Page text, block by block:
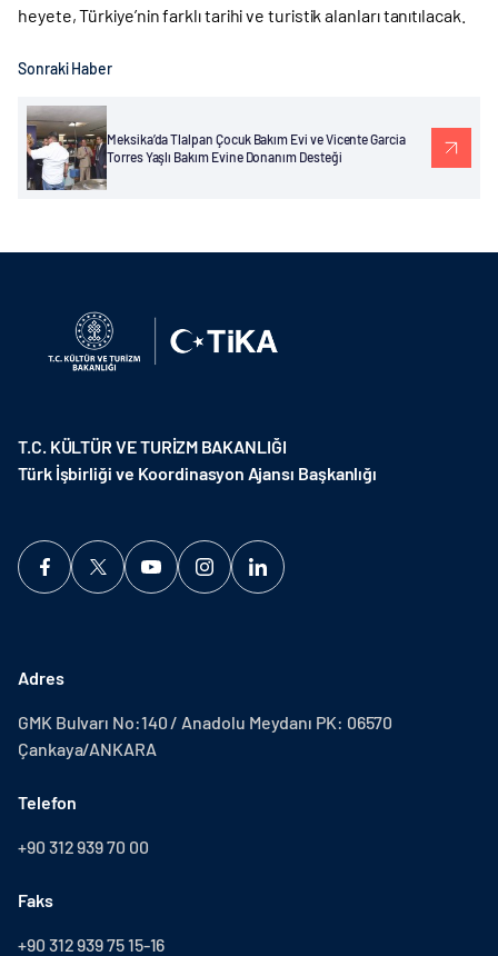
heyete, Türkiye’nin farklı tarihi ve turistik alanları tanıtılacak.
Sonraki Haber
Meksika’da Tlalpan Çocuk Bakım Evi ve Vicente Garcia
Torres Yaşlı Bakım Evine Donanım Desteği
T.C. KÜLTÜR VE TURİZM BAKANLIĞI
Türk İşbirliği ve Koordinasyon Ajansı Başkanlığı
Adres
GMK Bulvarı No:140 / Anadolu Meydanı PK: 06570
Çankaya/ANKARA
Telefon
+90 312 939 70 00
Faks
+90 312 939 75 15-16